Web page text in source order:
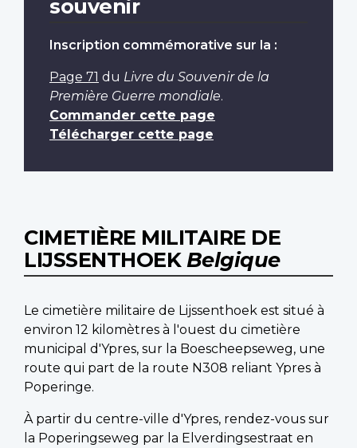
souvenir
Inscription commémorative sur la :
Page 71 du Livre du Souvenir de la
Première Guerre mondiale.
Commander cette page
Télécharger cette page
CIMETIÈRE MILITAIRE DE
LIJSSENTHOEK Belgique
Le cimetière militaire de Lijssenthoek est situé à
environ 12 kilomètres à l'ouest du cimetière
municipal d'Ypres, sur la Boescheepseweg, une
route qui part de la route N308 reliant Ypres à
Poperinge.
À partir du centre-ville d'Ypres, rendez-vous sur
la Poperingseweg par la Elverdingsestraat en